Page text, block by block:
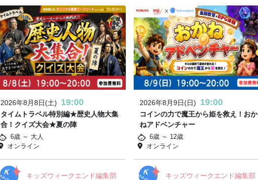
2026年8月8日(土) 19:00
タイムトラベル特別編★歴史人物大集
合！クイズ大会★夏の陣
6歳 ～ 大人
オンライン
キッズウィークエンド編集部
2026年8月9日(日) 19:00
コインの力で魔王から姫を救え！おか
ねアドベンチャー
6歳 ～ 12歳
オンライン
キッズウィークエンド編集部